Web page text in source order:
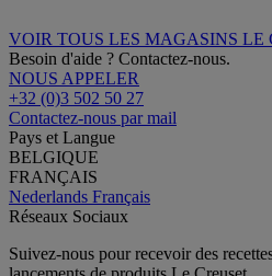
VOIR TOUS LES MAGASINS LE
Besoin d'aide ? Contactez-nous.
NOUS APPELER
+32 (0)3 502 50 27
Contactez-nous par mail
Pays et Langue
BELGIQUE
FRANÇAIS
Nederlands Français
Réseaux Sociaux
Suivez-nous pour recevoir des